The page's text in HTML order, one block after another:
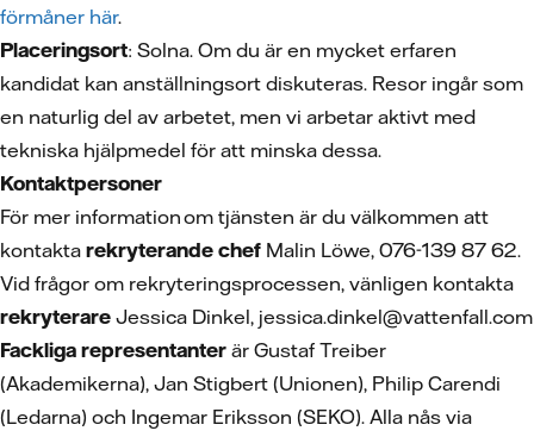
förmåner här.
Placeringsort: Solna. Om du är en mycket erfaren
kandidat kan anställningsort diskuteras. Resor ingår som
en naturlig del av arbetet, men vi arbetar aktivt med
tekniska hjälpmedel för att minska dessa.
Kontaktpersoner
För mer information om tjänsten är du välkommen att
kontakta rekryterande chef Malin Löwe, 076-139 87 62.
Vid frågor om rekryteringsprocessen, vänligen kontakta
rekryterare Jessica Dinkel, jessica.dinkel@vattenfall.com
Fackliga representanter är Gustaf Treiber
(Akademikerna), Jan Stigbert (Unionen), Philip Carendi
(Ledarna) och Ingemar Eriksson (SEKO). Alla nås via